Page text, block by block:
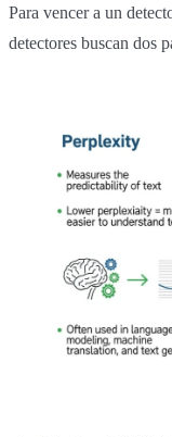
Para vencer a un
detectores buscan dos